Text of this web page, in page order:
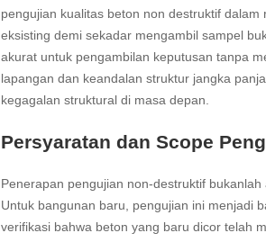
pengujian kualitas beton non destruktif
eksisting demi sekadar mengambil sampel
akurat untuk pengambilan keputusan tanpa
lapangan dan keandalan struktur jangka
kegagalan struktural di masa depan.
Persyaratan dan Scope
Penerapan pengujian non-destruktif
Untuk bangunan baru, pengujian ini menjadi
verifikasi bahwa beton yang baru dicor telah